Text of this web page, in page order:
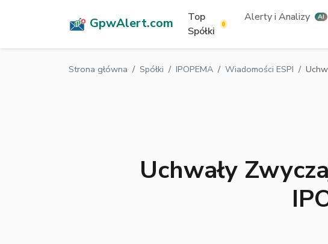
GpwAlert.com
Top
Spółki
Alerty i Analizy AI
Strona główna Spółki IPOPEMA Wiadomości ESPI
Uchwały